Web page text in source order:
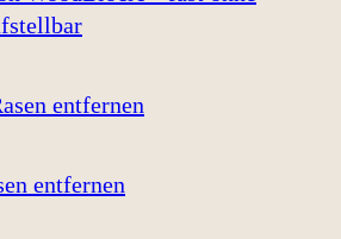
entfernen